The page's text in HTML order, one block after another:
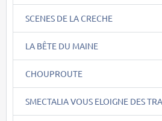
SCENES DE LA CRECHE
LA BÊTE DU MAINE
CHOUPROUTE
SMECTALIA VOUS ELOIGNE DES TRA